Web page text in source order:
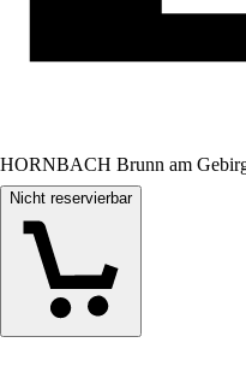
HORNBACH Brunn am
Nicht reservierbar